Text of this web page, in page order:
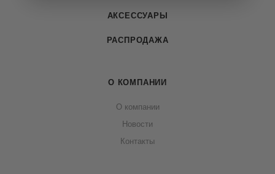
АКСЕССУАРЫ
РАСПРОДАЖА
О КОМПАНИИ
О компании
Новости
Контакты